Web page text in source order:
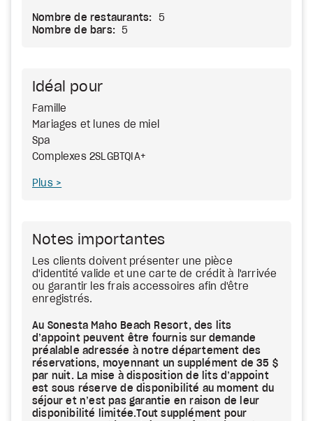
Nombre de restaurants:
5
Nombre de bars:
5
Idéal pour
Famille
Mariages et lunes de miel
Spa
Complexes 2SLGBTQIA+
Plus
Notes importantes
Les clients doivent présenter une pièce
d'identité valide et une carte de crédit à l'arrivée
ou garantir les frais accessoires afin d'être
enregistrés.
Au Sonesta Maho Beach Resort, des lits
d’appoint peuvent être fournis sur demande
préalable adressée à notre département des
réservations, moyennant un supplément de 35 $
par nuit. La mise à disposition de lits d’appoint
est sous réserve de disponibilité au moment du
séjour et n’est pas garantie en raison de leur
disponibilité limitée.Tout supplément pour